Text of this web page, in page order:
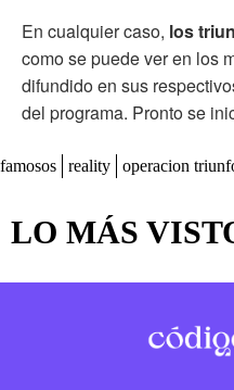
En cualquier caso, los
como se puede ver en los
difundido en sus
del programa. Pronto se
famosos reality operacion
LO MÁS